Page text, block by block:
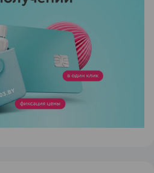
РЕКЛАМА НА САЙТЕ